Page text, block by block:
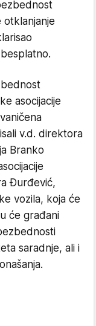
otklanjanje
asocijacije
v.d. direktora
Branko
Đurđević,
vozila, koja će
će građani
saradnje, ali i